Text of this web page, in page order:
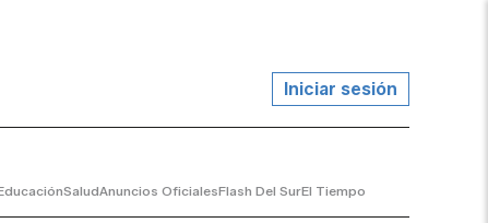
Iniciar sesión
SaludAnuncios OficialesFlash Del SurEl Tiempo